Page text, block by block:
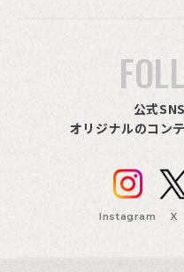
公式
オリジナルのコン
Instagram X